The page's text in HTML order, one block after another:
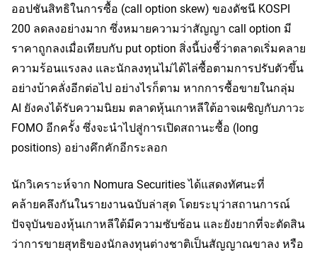
ออปชันสิทธิในการซื้อ (call option skew) ของดัชนี KOSPI
200 ลดลงอย่างมาก ซึ่งหมายความว่าสัญญา call option มี
ราคาถูกลงเมื่อเทียบกับ put option สิ่งนี้บ่งชี้ว่าตลาดเริ่มคลาย
ความร้อนแรงลง และนักลงทุนไม่ได้ไล่ซื้อตามการปรับตัวขึ้น
อย่างบ้าคลั่งอีกต่อไป อย่างไรก็ตาม หากการซื้อขายในกลุ่ม
AI ยังคงได้รับความนิยม ตลาดหุ้นเกาหลีใต้อาจเผชิญกับภาวะ
FOMO อีกครั้ง ซึ่งจะนำไปสู่การเปิดสถานะซื้อ (long
positions) อย่างคึกคักอีกระลอก
นักวิเคราะห์จาก Nomura Securities ได้แสดงทัศนะที่
คล้ายคลึงกันในรายงานฉบับล่าสุด โดยระบุว่าสถานการณ์
ปัจจุบันของหุ้นเกาหลีใต้มีความซับซ้อน และยังยากที่จะตัดสิน
ว่าการขายสุทธิของนักลงทุนต่างชาติเป็นสัญญาณขาลง หรือ